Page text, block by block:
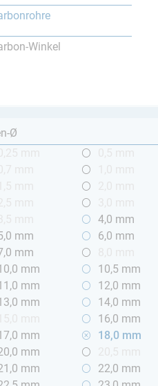
Winkel
Ø
4,0 mm
mm
6,0 mm
mm
mm
10,5 mm
mm
12,0 mm
mm
14,0 mm
16,0 mm
mm
18,0 mm
mm
mm
22,0 mm